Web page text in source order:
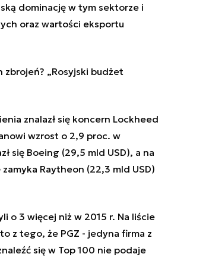
dominację w tym sektorze i
oraz wartości eksportu
„Rosyjski budżet
znalazł się koncern Lockheed
wzrost o 2,9 proc. w
się Boeing (29,5 mld USD), a na
Raytheon (22,3 mld USD)
o 3 więcej niż w 2015 r. Na liście
z tego, że PGZ - jedyna firma z
się w Top 100 nie podaje